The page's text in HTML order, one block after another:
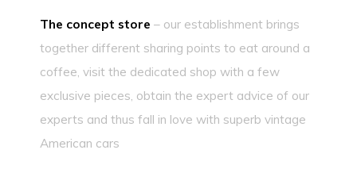
The concept store – our establishment brings
together different sharing points to eat around a
coffee, visit the dedicated shop with a few
exclusive pieces, obtain the expert advice of our
experts and thus fall in love with superb vintage
American cars